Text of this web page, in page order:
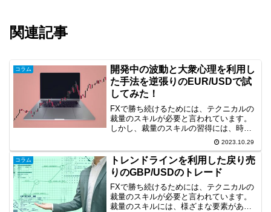
関連記事
コラム
開発中の波動と大衆心理を利用し
た手法を逆張りのEUR/USDで試
してみた！
FXで勝ち続けるためには、テクニカルの
裁量のスキルが必要と言われています。
しかし、裁量のスキルの習得には、時間
がかかりますので効率化が求められま
す。そこで、現在練習ソフトを用いて時
短で波動と大衆心理を利用した手法の開
発に取り組んでいます。開...
2023.10.29
コラム
トレンドラインを利用した戻り売
りのGBP/USDのトレード
FXで勝ち続けるためには、テクニカルの
裁量のスキルが必要と言われています。
裁量のスキルには、様ざまな要素があり